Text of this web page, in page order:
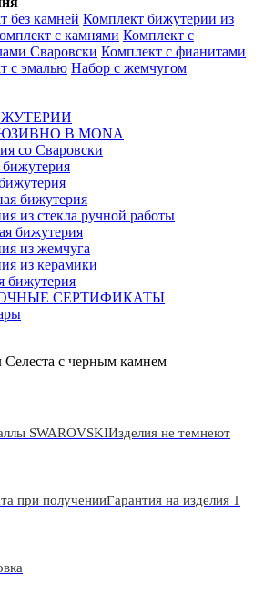
без камней Комплект бижутерии из
с камнями Комплект с
Сваровски Комплект с фианитами
с эмалью Набор с жемчугом
В MONA
со Сваровски
бижутерия
из стекла ручной работы
бижутерия
из жемчуга
из керамики
бижутерия
СЕРТИФИКАТЫ
Селеста с черным камнем
SWAROVSKIИзделия не темнеют
при полученииГарантия на изделия 1